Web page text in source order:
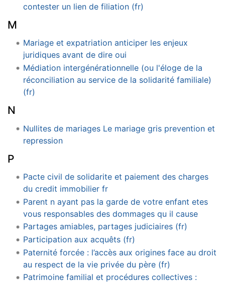
contester un lien de filiation (fr)
M
Mariage et expatriation anticiper les enjeux
juridiques avant de dire oui
Médiation intergénérationnelle (ou l'éloge de la
réconciliation au service de la solidarité familiale)
(fr)
N
Nullites de mariages Le mariage gris prevention et
repression
P
Pacte civil de solidarite et paiement des charges
du credit immobilier fr
Parent n ayant pas la garde de votre enfant etes
vous responsables des dommages qu il cause
Partages amiables, partages judiciaires (fr)
Participation aux acquêts (fr)
Paternité forcée : l’accès aux origines face au droit
au respect de la vie privée du père (fr)
Patrimoine familial et procédures collectives :